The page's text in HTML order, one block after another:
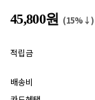
45,800원 (15%↓)
적립금
배송비